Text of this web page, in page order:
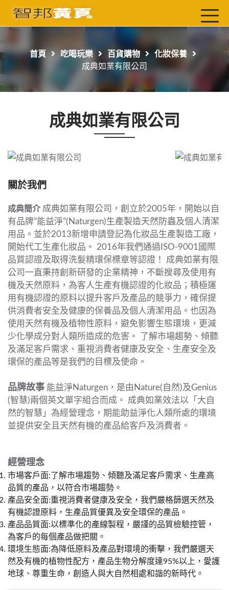
首頁
工商服務
首頁 吃喝玩樂 百貨購物
化妝保養
成典如業有限公司
成典如業有限公司
關於我們
成典簡介成典如業有限公司，創立於2005年，開始以自
有品牌”能益淨”(Naturgen)生產製造天然防蟲及個人清潔
用品。並於2013新增申請登記為化妝品生產製造工廠，
開始代工生產化妝品。
2016年我們通過ISO-9001國際
品質認證及取得洗髮精環保標章等認證！ 成典如業有限
公司一直秉持創新研發的企業精神，不斷搜尋及使用有
機及天然原料，為客人生產有機認證的化妝品；積極運
用有機認證的原料以提升客戶及產品的競爭力，確保提
供消費者安全及健康的保養品及個人清潔用品。也因為
使用天然有機及植物性原料，避免影響生態環境，更減
少化學成分對人類所造成的危害。 了解市場趨勢、傾聽
及滿足客戶需求、重視消費者健康及安全、生產安全及
環保的產品等是我們的目標及使命。
品牌故事 能益淨Naturgen，是由Nature(自然)及Genius
(智慧)兩個英文單字組合而成。 成典如業效法以「大自
然的智慧」為經營理念，期能助益淨化人類所處的環境
並提供安全且天然有機的產品給客戶及消費者。
經營理念
市場客戶面: 了解市場趨勢、傾聽及滿足客戶需求、生產高
品質的產品，以符合市場趨勢。
產品安全面:重視消費者健康及安全，我們嚴格篩選天然及
有機認證原料，生產品質優異及安全環保的產品。
產品品質面:以標準化的產線製程，嚴謹的品質檢驗控管，
為客戶的每個產品做把關。
環境生態面:為降低原料及產品對環境的衝擊，我們嚴選天
然及有機的植物性配方，產品生物分解度達95%以上，愛護
地球、尊重生命，創造人與大自然相處和諧的新時代。